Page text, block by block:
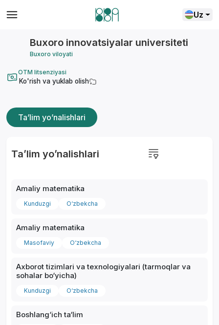
Uz
Buxoro innovatsiyalar universiteti
Buxoro viloyati
OTM litsenziyasi
Ko'rish va yuklab olish
Ta’lim yo’nalishlari
Ta’lim yo’nalishlari
Amaliy matematika
Kunduzgi O‘zbekcha
Amaliy matematika
Masofaviy O‘zbekcha
Axborot tizimlari va texnologiyalari (tarmoqlar va
sohalar bo‘yicha)
Kunduzgi O‘zbekcha
Boshlang‘ich ta‘lim